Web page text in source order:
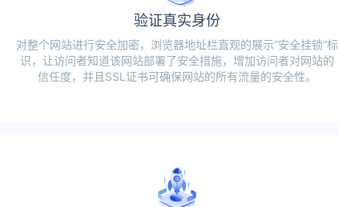
验证真实身份
对整个网站进行安全加密，浏览器地址栏直观的展示“安全挂锁”标
识，让访问者知道该网站部署了安全措施，增加访问者对网站的
信任度，并且SSL证书可确保网站的所有流量的安全性。